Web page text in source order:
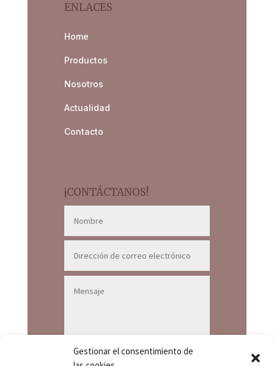
Gestionar el consentimiento de
ENLACES
Home
Productos
Nosotros
Actualidad
Contacto
¡CONTÁCTANOS!